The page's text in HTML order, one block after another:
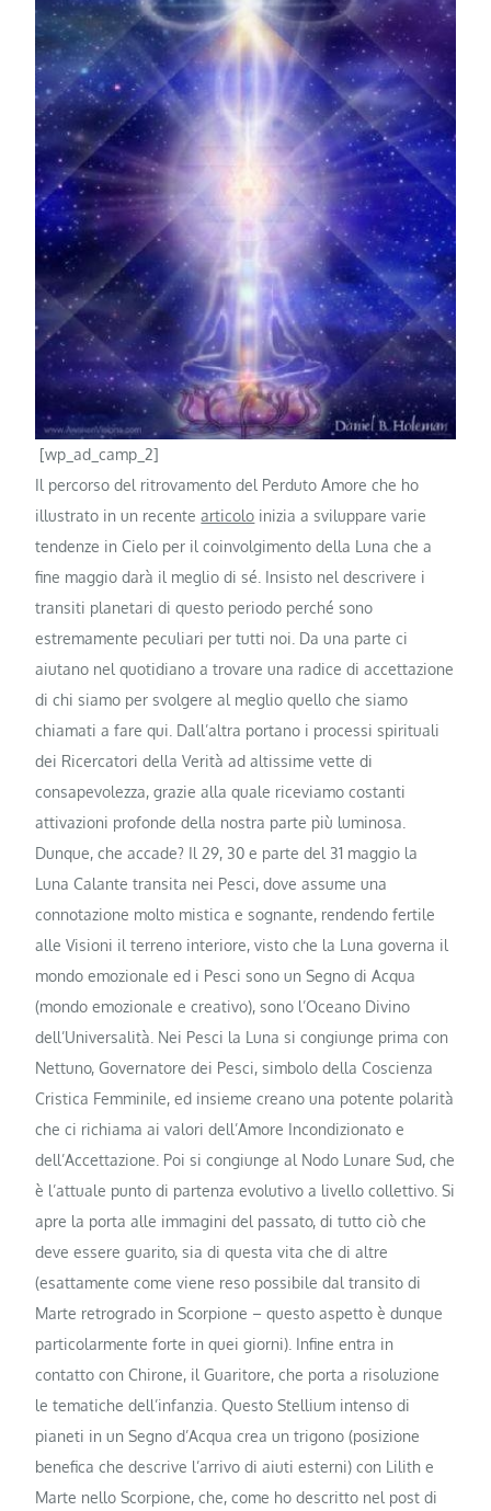
[wp_ad_camp_2]
Il percorso del ritrovamento del Perduto Amore che ho
illustrato in un recentearticolo inizia a sviluppare varie
tendenze in Cielo per il coinvolgimento della Luna che a
fine maggio darà il meglio di sé. Insisto nel descrivere i
transiti planetari di questo periodo perché sono
estremamente peculiari per tutti noi. Da una parte ci
aiutano nel quotidiano a trovare una radice di accettazione
di chi siamo per svolgere al meglio quello che siamo
chiamati a fare qui. Dall’altra portano i processi spirituali
dei Ricercatori della Verità ad altissime vette di
consapevolezza, grazie alla quale riceviamo costanti
attivazioni profonde della nostra parte più luminosa.
Dunque, che accade? Il 29, 30 e parte del 31 maggio la
Luna Calante transita nei Pesci, dove assume una
connotazione molto mistica e sognante, rendendo fertile
alle Visioni il terreno interiore, visto che la Luna governa il
mondo emozionale ed i Pesci sono un Segno di Acqua
(mondo emozionale e creativo), sono l’Oceano Divino
dell’Universalità. Nei Pesci la Luna si congiunge prima con
Nettuno, Governatore dei Pesci, simbolo della Coscienza
Cristica Femminile, ed insieme creano una potente polarità
che ci richiama ai valori dell’Amore Incondizionato e
dell’Accettazione. Poi si congiunge al Nodo Lunare Sud, che
è l’attuale punto di partenza evolutivo a livello collettivo. Si
apre la porta alle immagini del passato, di tutto ciò che
deve essere guarito, sia di questa vita che di altre
(esattamente come viene reso possibile dal transito di
Marte retrogrado in Scorpione – questo aspetto è dunque
particolarmente forte in quei giorni). Infine entra in
contatto con Chirone, il Guaritore, che porta a risoluzione
le tematiche dell’infanzia. Questo Stellium intenso di
pianeti in un Segno d’Acqua crea un trigono (posizione
benefica che descrive l’arrivo di aiuti esterni) con Lilith e
Marte nello Scorpione, che, come ho descritto nel post di